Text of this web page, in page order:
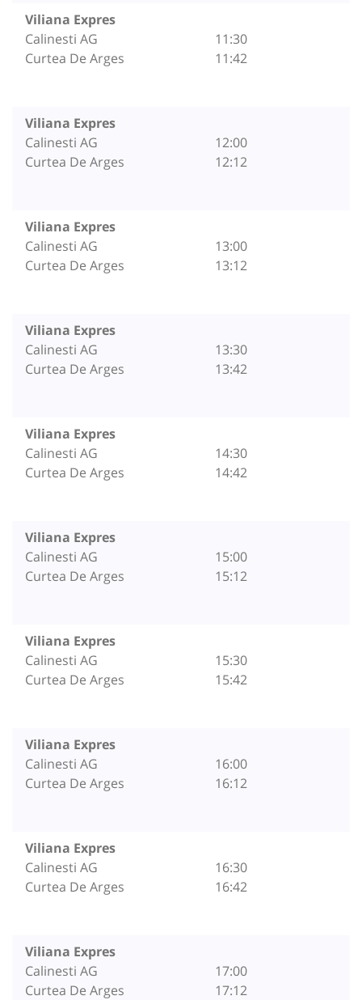
Viliana Expres
Calinesti AG
Curtea De Arges
11:30
11:42
Viliana Expres
Calinesti AG
Curtea De Arges
12:00
12:12
Viliana Expres
Calinesti AG
Curtea De Arges
13:00
13:12
Viliana Expres
Calinesti AG
Curtea De Arges
13:30
13:42
Viliana Expres
Calinesti AG
Curtea De Arges
14:30
14:42
Viliana Expres
Calinesti AG
Curtea De Arges
15:00
15:12
Viliana Expres
Calinesti AG
Curtea De Arges
15:30
15:42
Viliana Expres
Calinesti AG
Curtea De Arges
16:00
16:12
Viliana Expres
Calinesti AG
Curtea De Arges
16:30
16:42
Viliana Expres
Calinesti AG
Curtea De Arges
17:00
17:12